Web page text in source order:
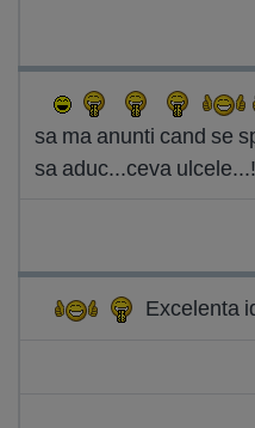
sa ma anunti cand se
sa aduc...ceva
Excelenta